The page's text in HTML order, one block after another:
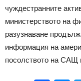
чуждестранните
министерството на
разузнаване
информация на
посолството на САЩ